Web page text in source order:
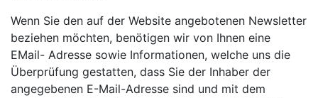
Wenn Sie den auf der Website angebotenen Newsletter
beziehen möchten, benötigen wir von Ihnen eine
EMail- Adresse sowie Informationen, welche uns die
Überprüfung gestatten, dass Sie der Inhaber der
angegebenen E-Mail-Adresse sind und mit dem